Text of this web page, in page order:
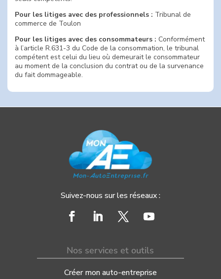
Pour les litiges avec des professionnels : Tribunal de
commerce de Toulon
Pour les litiges avec des consommateurs : Conformément
à l’article R.631-3 du Code de la consommation, le tribunal
compétent est celui du lieu où demeurait le consommateur
au moment de la conclusion du contrat ou de la survenance
du fait dommageable.
Suivez-nous sur les réseaux :
Nos services et outils
Créer mon auto-entreprise